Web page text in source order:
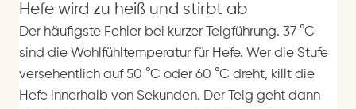
Hefe wird zu heiß und stirbt ab
Der häufigste Fehler bei kurzer Teigführung. 37 °C
sind die Wohlfühltemperatur für Hefe. Wer die Stufe
versehentlich auf 50 °C oder 60 °C dreht, killt die
Hefe innerhalb von Sekunden. Der Teig geht dann